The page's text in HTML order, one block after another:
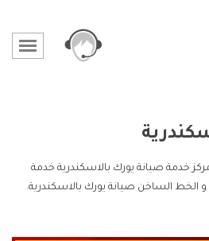
خدمة صيانة يورك بالاسكندرية خدمة
و الخط الساخن صيانة يورك بالاسكندرية.